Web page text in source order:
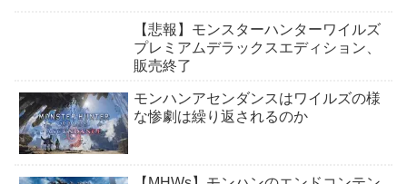
【悲報】モンスターハンターワイルズ
プレミアムデラックスエディション、
販売終了
モンハンアセンダンスはワイルズの様
な惨劇は繰り返されるのか